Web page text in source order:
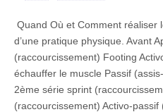
Quand Où et Comment réaliser
d’une pratique physique. Avant
(raccourcissement) Footing
échauffer le muscle Passif
2ème série sprint
(raccourcissement) Activo-passif